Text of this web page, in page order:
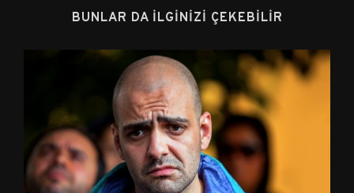
BUNLAR DA İLGINIZI ÇEKEBILIR